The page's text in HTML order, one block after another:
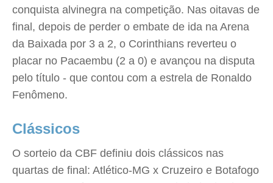
conquista alvinegra na competição. Nas oitavas de
final, depois de perder o embate de ida na Arena
da Baixada por 3 a 2, o Corinthians reverteu o
placar no Pacaembu (2 a 0) e avançou na disputa
pelo título - que contou com a estrela de Ronaldo
Fenômeno.
Clássicos
O sorteio da CBF definiu dois clássicos nas
quartas de final: Atlético-MG x Cruzeiro e Botafogo